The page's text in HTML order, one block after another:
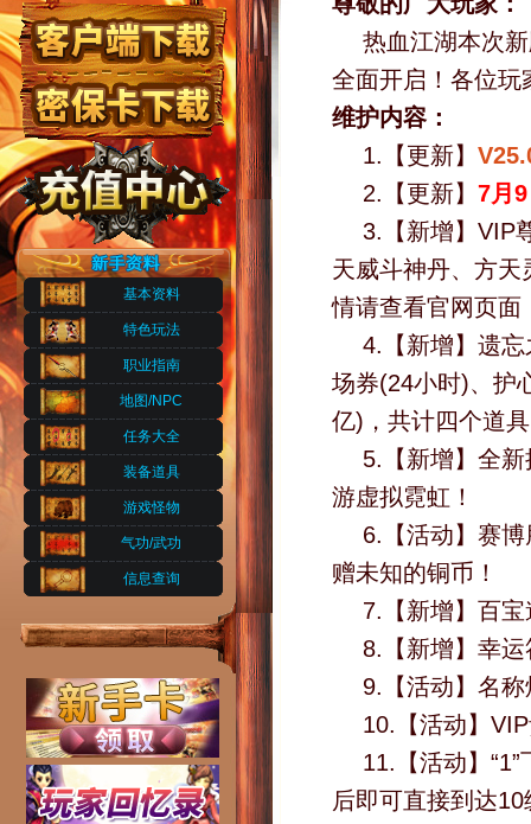
基本资料
特色玩法
职业指南
地图/NPC
任务大全
装备道具
游戏怪物
气功/武功
信息查询
热血江湖本次
全面开启！各位玩
维护内容：
1.【更新】
2.【更新】 7月
3.【新增】VIP
天威斗神丹、方
情请查看官网页面
4.【新增】遗
场券(24小时)、护
亿)，共计四个道
5.【新增】全
游虚拟霓虹！
6.【活动】赛
赠未知的铜币！
7.【新增】百
8.【新增】幸
9.【活动】名
10.【活动】
11.【活动】
后即可直接到达